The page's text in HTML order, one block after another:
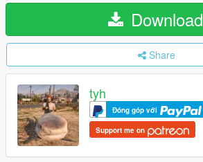
Download
Share
tyh
Đóng góp với
Support me on